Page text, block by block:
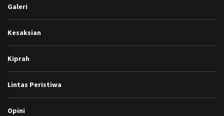
Galeri
Kesaksian
Kiprah
Lintas Peristiwa
Opini